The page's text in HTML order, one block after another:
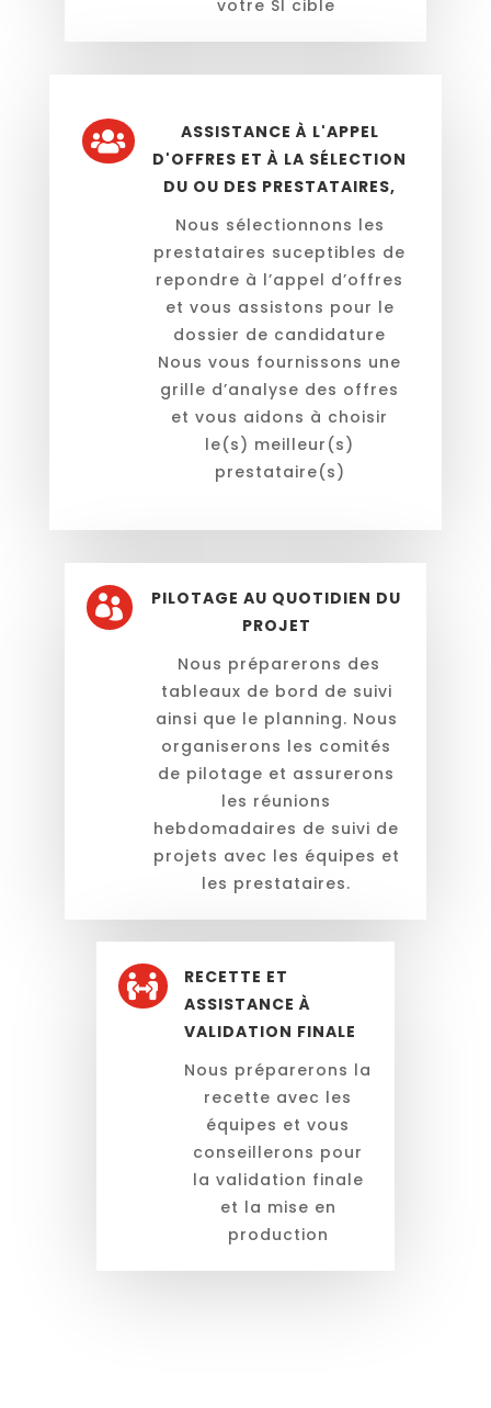
votre SI cible

ASSISTANCE À L'APPEL
D'OFFRES ET À LA SÉLECTION
DU OU DES PRESTATAIRES,
Nous sélectionnons les
prestataires suceptibles de
repondre à l’appel d’offres
et vous assistons pour le
dossier de candidature
Nous vous fournissons une
grille d’analyse des offres
et vous aidons à choisir
le(s) meilleur(s)
prestataire(s)

PILOTAGE AU QUOTIDIEN DU
PROJET
Nous préparerons des
tableaux de bord de suivi
ainsi que le planning. Nous
organiserons les comités
de pilotage et assurerons
les réunions
hebdomadaires de suivi de
projets avec les équipes et
les prestataires.

RECETTE ET
ASSISTANCE À
VALIDATION FINALE
Nous préparerons la
recette avec les
équipes et vous
conseillerons pour
la validation finale
et la mise en
production